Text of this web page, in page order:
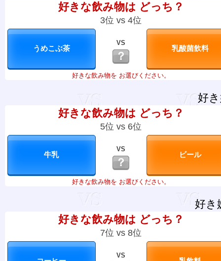
好きな飲み物は どっち？
3位 vs 4位
VS
？
好きな飲み物を お選びください。
好
好きな飲み物は どっち？
5位 vs 6位
VS
？
好きな飲み物を お選びください。
好き
好きな飲み物は どっち？
7位 vs 8位
VS